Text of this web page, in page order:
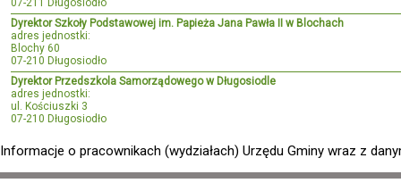
07-211 Długosiodło
Dyrektor Szkoły Podstawowej im. Papieża Jana Pawła II w Blochach
adres jednostki:
Blochy 60
07-210 Długosiodło
Dyrektor Przedszkola Samorządowego w Długosiodle
adres jednostki:
ul. Kościuszki 3
07-210 Długosiodło
Informacje o pracownikach (wydziałach) Urzędu Gminy wraz z